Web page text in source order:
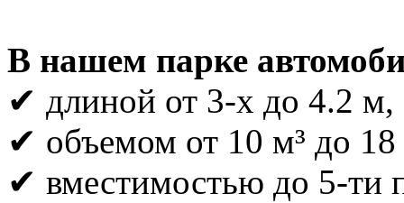
В нашем парке
✔ длиной от 3-х до 4.2 м,
✔ объемом от 10 м³ до 18
✔ вместимостью до 5-ти